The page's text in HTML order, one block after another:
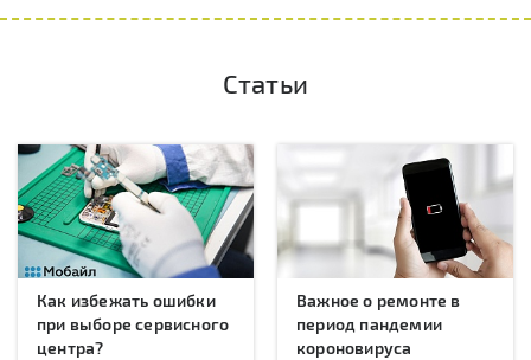
Статьи
Как избежать ошибки
при выборе сервисного
центра?
Важное о ремонте в
период пандемии
короновируса